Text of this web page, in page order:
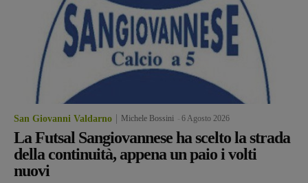
San Giovanni Valdarno Michele Bossini 6 Agosto 2026
La Futsal Sangiovannese ha scelto la strada
della continuità, appena un paio i volti
nuovi